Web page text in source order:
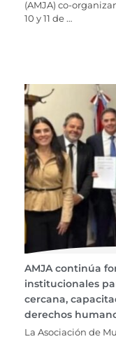
(AMJA) co-
10 y 11 de …
AMJA continúa
institucionales
cercana,
derechos
La Asociación de